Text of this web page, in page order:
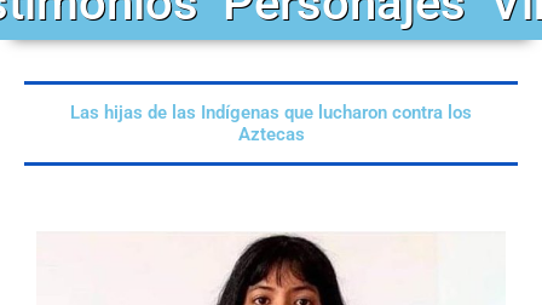
Las hijas de las Indígenas que lucharon contra los
Aztecas